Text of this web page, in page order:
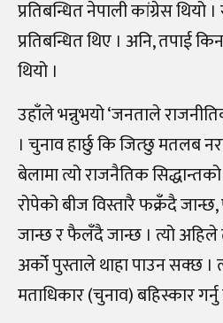
प्रतिबन्धित नेपाली कांग्रेस
प्रतिबन्धित थिए । अनि, तपाई
थियो ।
उहाँले भन्नुभयो ‘जनताले
। चुनाव हार्छु कि जित्छु मतलब
बेलामा त्यो राजनैतिक
रोपेको बीज विस्तारै फक्रँदै
जान्छ र फैलँदै जान्छ । त्यो
अर्को पुस्ताले थाहा पाउन सक्छ
मताधिकार (चुनाव) बहिस्कार